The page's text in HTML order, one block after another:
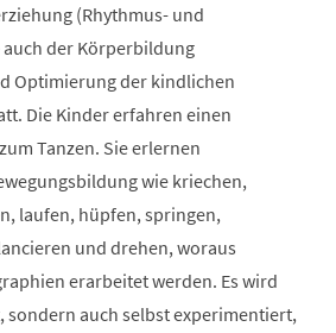
(Rhythmus- und
der Körperbildung
Optimierung der kindlichen
Die Kinder erfahren einen
Tanzen. Sie erlernen
wie kriechen,
laufen, hüpfen, springen,
und drehen, woraus
erarbeitet werden. Es wird
sondern auch selbst experimentiert,